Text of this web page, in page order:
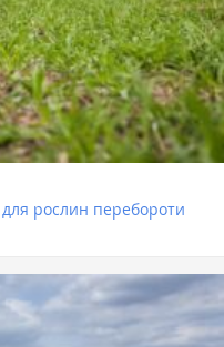
рослин перебороти